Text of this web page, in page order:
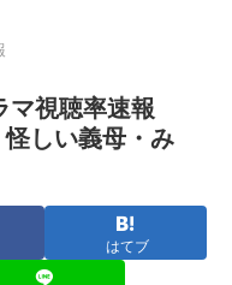
マ視聴率速報
しい義母・み
はてブ